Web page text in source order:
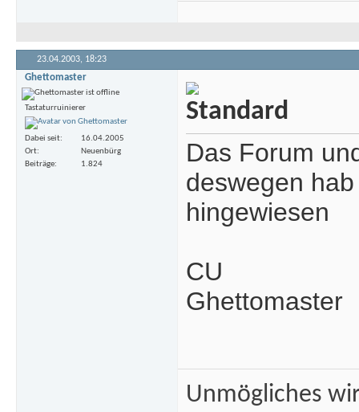
23.04.2003, 18:23
Ghettomaster
Tastaturruinierer
Dabei seit
16.04.2005
Ort
Neuenbürg
Beiträge
1.824
Das Forum
deswegen
hingewiesen
CU
Ghettomaster
Unmögliches